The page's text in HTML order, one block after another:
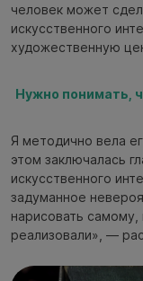
человек может
искусственного
художественную
Нужно понимать,
Я методично вела
этом заключалась
искусственного
задуманное
нарисовать
реализовали», —